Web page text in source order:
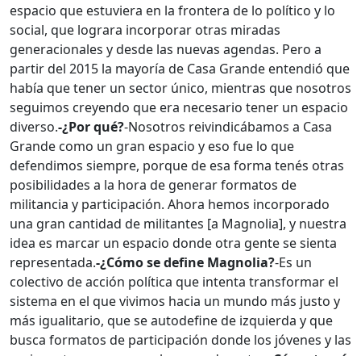
espacio que estuviera en la frontera de lo político y lo
social, que lograra incorporar otras miradas
generacionales y desde las nuevas agendas. Pero a
partir del 2015 la mayoría de Casa Grande entendió que
había que tener un sector único, mientras que nosotros
seguimos creyendo que era necesario tener un espacio
diverso.-¿Por qué?-Nosotros reivindicábamos a Casa
Grande como un gran espacio y eso fue lo que
defendimos siempre, porque de esa forma tenés otras
posibilidades a la hora de generar formatos de
militancia y participación. Ahora hemos incorporado
una gran cantidad de militantes [a Magnolia], y nuestra
idea es marcar un espacio donde otra gente se sienta
representada.-¿Cómo se define Magnolia?-Es un
colectivo de acción política que intenta transformar el
sistema en el que vivimos hacia un mundo más justo y
más igualitario, que se autodefine de izquierda y que
busca formatos de participación donde los jóvenes y las